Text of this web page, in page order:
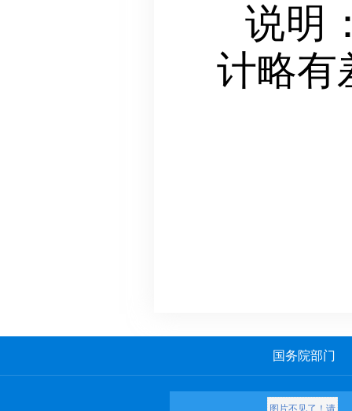
说明
计略有
国务院部门